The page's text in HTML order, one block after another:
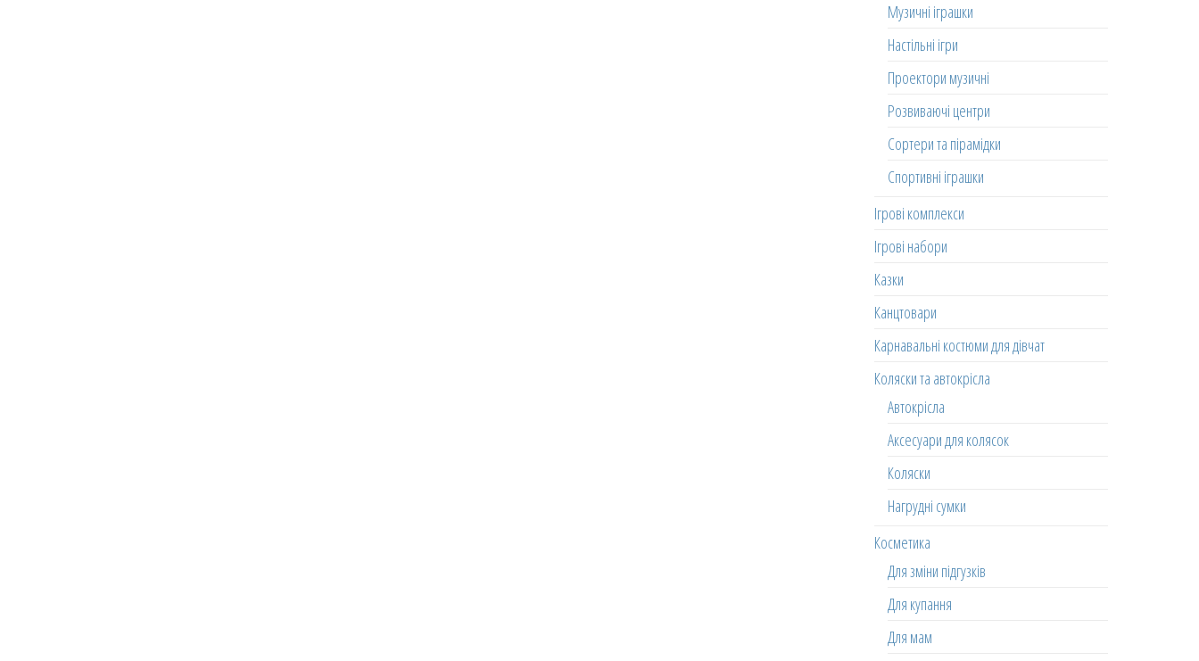
Музичні іграшки
Настільні ігри
Проектори музичні
Розвиваючі центри
Сортери та пірамідки
Спортивні іграшки
Ігрові комплекси
Ігрові набори
Казки
Канцтовари
Карнавальні костюми для дівчат
Коляски та автокрісла
Автокрісла
Аксесуари для колясок
Коляски
Нагрудні сумки
Косметика
Для зміни підгузків
Для купання
Для мам